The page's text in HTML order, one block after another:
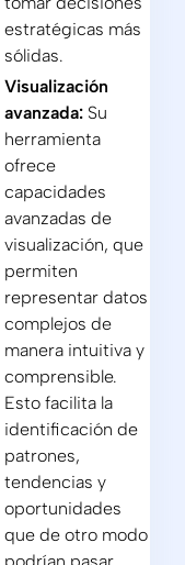
estratégicas más
sólidas.
Visualización
avanzada: Su
herramienta
ofrece
capacidades
avanzadas de
visualización, que
permiten
representar datos
complejos de
manera intuitiva y
comprensible.
Esto facilita la
identificación de
patrones,
tendencias y
oportunidades
que de otro modo